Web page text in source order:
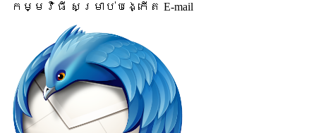
កម្មវិធី សម្រាប់បង្កើត E-mail